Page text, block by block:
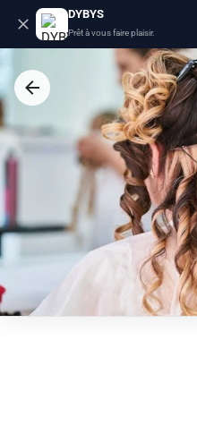
DYBYS
Prêt à vous faire plaisir.